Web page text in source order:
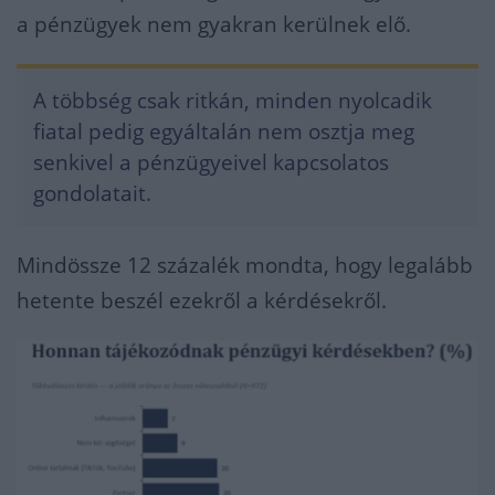
a pénzügyek nem gyakran kerülnek elő.
A többség csak ritkán, minden nyolcadik
fiatal pedig egyáltalán nem osztja meg
senkivel a pénzügyeivel kapcsolatos
gondolatait.
Mindössze 12 százalék mondta, hogy legalább
hetente beszél ezekről a kérdésekről.